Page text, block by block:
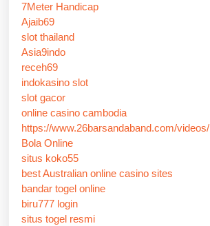
7Meter Handicap
Ajaib69
slot thailand
Asia9indo
receh69
indokasino slot
slot gacor
online casino cambodia
https://www.26barsandaband.com/videos/
Bola Online
situs koko55
best Australian online casino sites
bandar togel online
biru777 login
situs togel resmi